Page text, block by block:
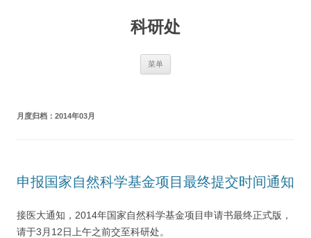
科研处
菜单
月度归档： 2014年03月
申报国家自然科学基金项目最终提交时间通知
接医大通知，2014年国家自然科学基金项目申请书最终正式版，
请于3月12日上午之前交至科研处。